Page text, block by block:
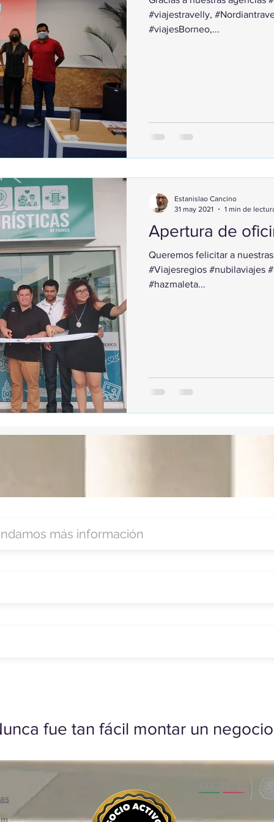
#viajestravelly,
#viajesBorneo,...
Apertura de
Queremos felicitar a
#Viajesregios #nubilaviajes
#hazmaleta...
Estanislao Cancino
31 may 2021
1 min de
fue tan fácil montar un negocio